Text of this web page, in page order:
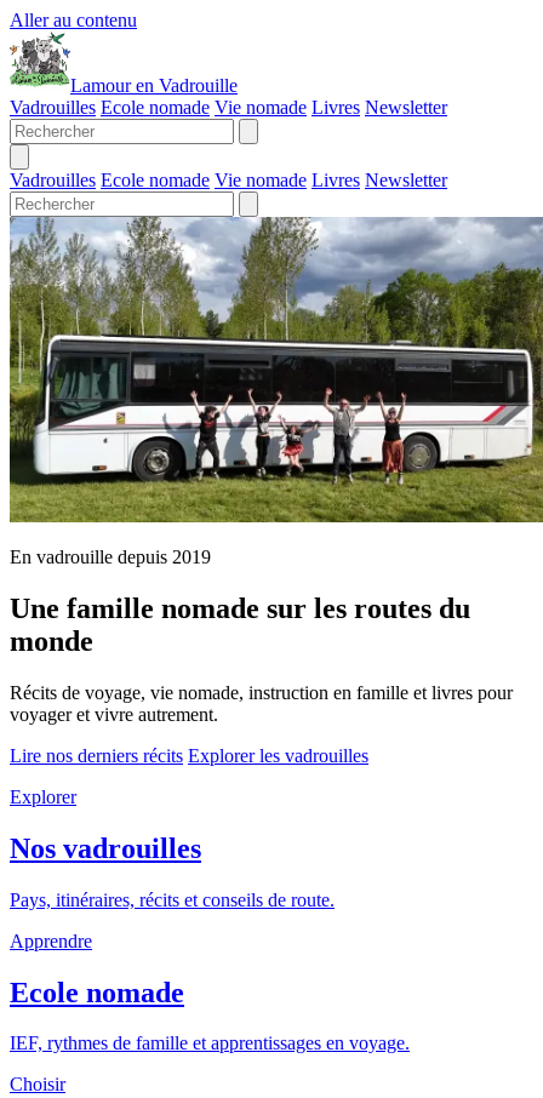
Aller au contenu
Lamour en Vadrouille
Vadrouilles Ecole nomade Vie nomade Livres Newsletter
Vadrouilles Ecole nomade Vie nomade Livres Newsletter
En vadrouille depuis 2019
Une famille nomade sur les routes du
monde
Récits de voyage, vie nomade, instruction en famille et livres pour
voyager et vivre autrement.
Lire nos derniers récits Explorer les vadrouilles
Explorer
Nos vadrouilles
Pays, itinéraires, récits et conseils de route.
Apprendre
Ecole nomade
IEF, rythmes de famille et apprentissages en voyage.
Choisir